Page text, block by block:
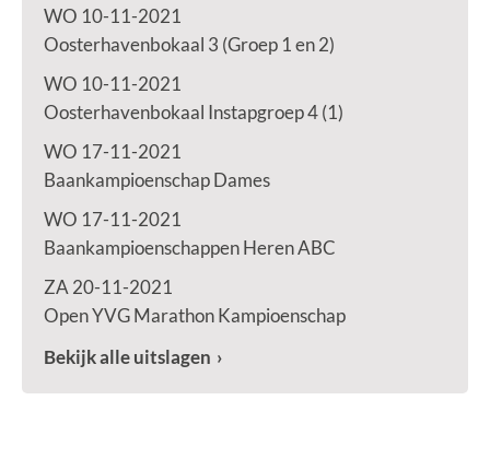
WO 10-11-2021
Oosterhavenbokaal 3 (Groep 1 en 2)
WO 10-11-2021
Oosterhavenbokaal Instapgroep 4 (1)
WO 17-11-2021
Baankampioenschap Dames
WO 17-11-2021
Baankampioenschappen Heren ABC
ZA 20-11-2021
Open YVG Marathon Kampioenschap
Bekijk alle uitslagen